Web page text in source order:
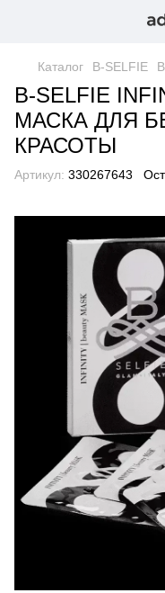
Каталог B-SELFIE
B-SELFIE
МАСКА ДЛЯ
КРАСОТЫ
Артикул: 330267643